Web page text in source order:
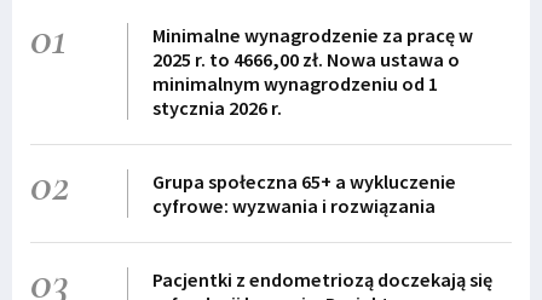
01
Minimalne wynagrodzenie za pracę w
2025 r. to 4666,00 zł. Nowa ustawa o
minimalnym wynagrodzeniu od 1
stycznia 2026 r.
02
Grupa społeczna 65+ a wykluczenie
cyfrowe: wyzwania i rozwiązania
03
Pacjentki z endometriozą doczekają się